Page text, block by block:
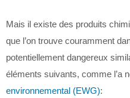
Mais il existe des produits
que l’on trouve couramment
potentiellement dangereux
éléments suivants, comme l’a
environnemental (EWG):